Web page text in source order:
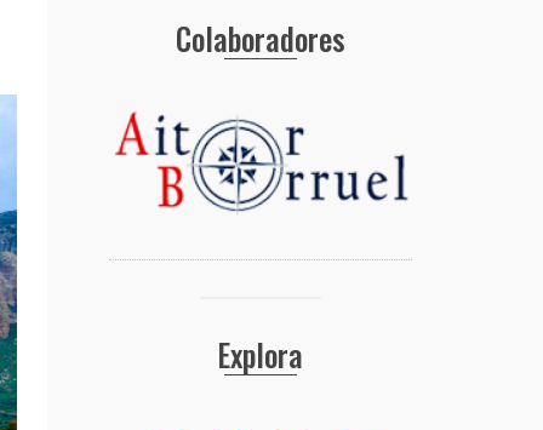
Colaboradores
Explora